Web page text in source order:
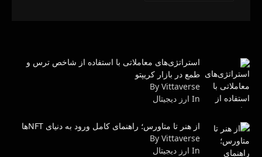
استراتژی‌های معاملاتی با استفاده از شاخص ترس و
طمع در بازار کریپتو
By Vittaverse
In ارز دیجیتال
از هنر تا متاورس؛ راهنمای کامل ورود به دنیای NFTها
By Vittaverse
In ارز دیجیتال